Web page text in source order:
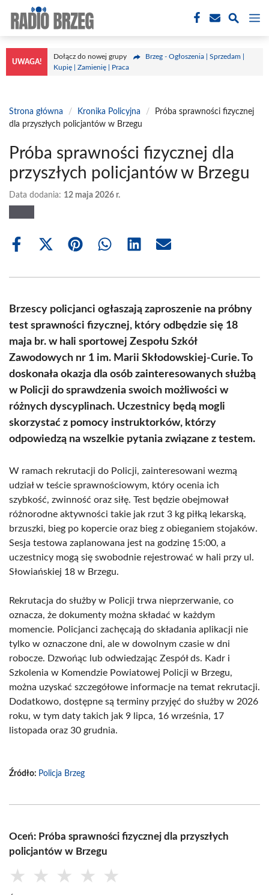
treści
UWAGA!
Dołącz do nowej grupy
Brzeg - Ogłoszenia | Sprzedam |
Kupię | Zamienię | Praca
Strona główna / Kronika Policyjna /
Próba sprawności fizycznej
dla przyszłych policjantów w Brzegu
Próba sprawności fizycznej dla
przyszłych policjantów w Brzegu
Data dodania: 12 maja 2026 r.
Share
Share
(Twitter)
Share Share Share Share
Brzescy policjanci ogłaszają zaproszenie na próbny
test sprawności fizycznej, który odbędzie się 18
maja br. w hali sportowej Zespołu Szkół
Zawodowych nr 1 im. Marii Skłodowskiej-Curie. To
doskonała okazja dla osób zainteresowanych służbą
w Policji do sprawdzenia swoich możliwości w
różnych dyscyplinach. Uczestnicy będą mogli
skorzystać z pomocy instruktorków, którzy
odpowiedzą na wszelkie pytania związane z testem.
W ramach rekrutacji do Policji, zainteresowani wezmą
udział w teście sprawnościowym, który ocenia ich
szybkość, zwinność oraz siłę. Test będzie obejmował
różnorodne aktywności takie jak rzut 3 kg piłką lekarską,
brzuszki, bieg po kopercie oraz bieg z obieganiem stojaków.
Sesja testowa zaplanowana jest na godzinę 15:00, a
uczestnicy mogą się swobodnie rejestrować w hali przy ul.
Słowiańskiej 18 w Brzegu.
Rekrutacja do służby w Policji trwa nieprzerwanie, co
oznacza, że dokumenty można składać w każdym
momencie. Policjanci zachęcają do składania aplikacji nie
tylko w oznaczone dni, ale w dowolnym czasie w dni
robocze. Dzwońąc lub odwiedzając Zespół ds. Kadr i
Szkolenia w Komendzie Powiatowej Policji w Brzegu,
można uzyskać szczegółowe informacje na temat rekrutacji.
Dodatkowo, dostępne są terminy przyjęć do służby w 2026
roku, w tym daty takich jak 9 lipca, 16 września, 17
listopada oraz 30 grudnia.
Źródło: Policja Brzeg
Oceń: Próba sprawności fizycznej dla przyszłych
policjantów w Brzegu
★ ★ ★ ★ ★